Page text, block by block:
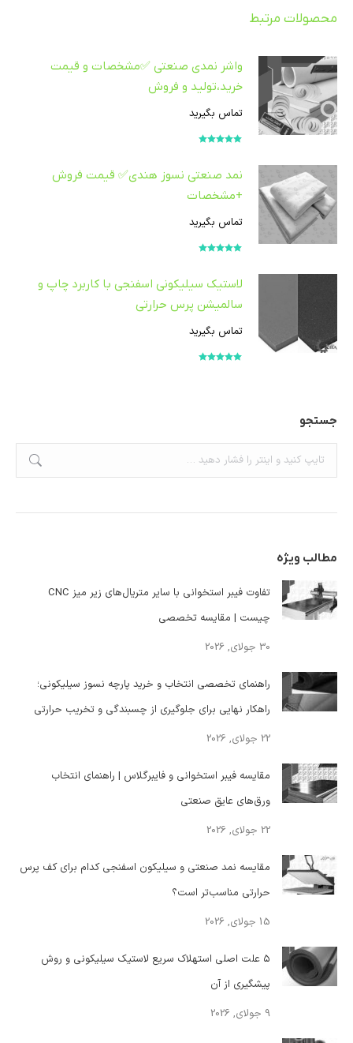
محصولات مرتبط
واشر نمدی صنعتی ✅مشخصات و قیمت
خرید،تولید و فروش
تماس بگیرید
نمد صنعتی نسوز هندی✅ قیمت فروش
+مشخصات
تماس بگیرید
لاستیک سیلیکونی اسفنجی با کاربرد چاپ و
سالمیشن پرس حرارتی
تماس بگیرید
جستجو
جستجو:
مطالب ویژه
تفاوت فیبر استخوانی با سایر متریال‌های زیر میز CNC
چیست | مقایسه تخصصی
30 جولای, 2026
راهنمای تخصصی انتخاب و خرید پارچه نسوز سیلیکونی؛
راهکار نهایی برای جلوگیری از چسبندگی و تخریب حرارتی
22 جولای, 2026
مقایسه فیبر استخوانی و فایبرگلاس | راهنمای انتخاب
ورق‌های عایق صنعتی
22 جولای, 2026
مقایسه نمد صنعتی و سیلیکون اسفنجی کدام برای کف پرس
حرارتی مناسب‌تر است؟
15 جولای, 2026
۵ علت اصلی استهلاک سریع لاستیک سیلیکونی و روش
پیشگیری از آن
9 جولای, 2026